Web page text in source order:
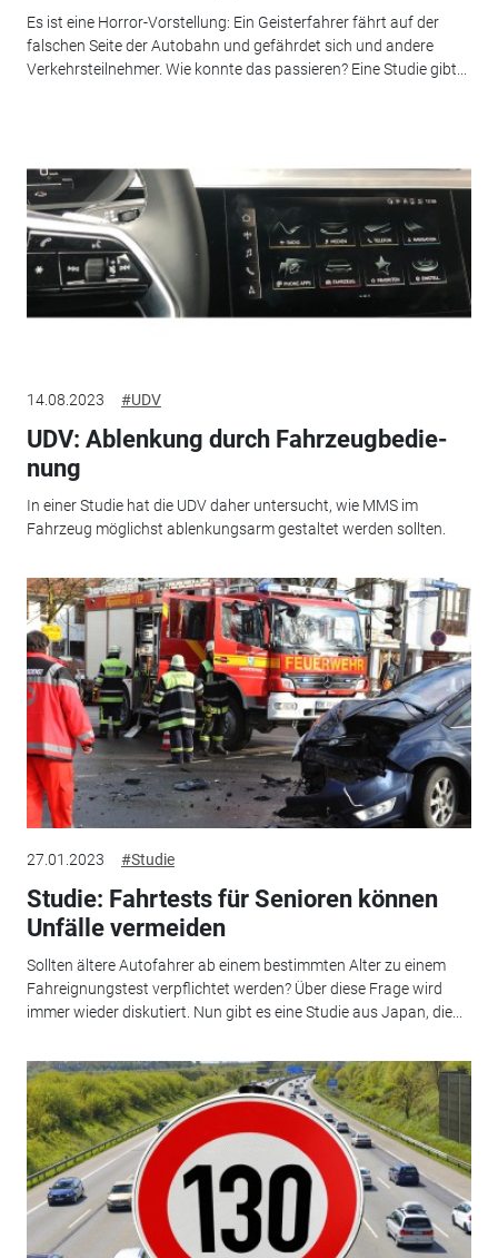
Es ist eine Horror-Vorstellung: Ein Geisterfahrer fährt auf der
falschen Seite der Autobahn und gefährdet sich und andere
Verkehrsteilnehmer. Wie konnte das passieren? Eine Studie gibt...
14.08.2023 #UDV
UDV: Ablen­kung durch Fahr­zeug­be­die­
nung
In einer Studie hat die UDV daher untersucht, wie MMS im
Fahrzeug möglichst ablenkungsarm gestaltet werden sollten.
27.01.2023 #Studie
Studie: Fahrtests für Senioren können
Unfälle vermeiden
Sollten ältere Autofahrer ab einem bestimmten Alter zu einem
Fahreignungstest verpflichtet werden? Über diese Frage wird
immer wieder diskutiert. Nun gibt es eine Studie aus Japan, die...